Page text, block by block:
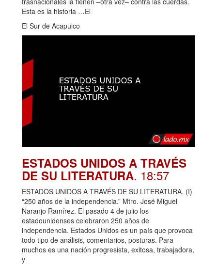
Esta es la historia …El
El Sur de Acapulco
ESTADOS UNIDOS A TRAVÉS
DE SU LITERATURA. 18:57
ESTADOS UNIDOS A TRAVÉS DE SU LITERATURA. (I)
“250 años de la independencia.” Mtro. José Miguel
Naranjo Ramírez. El pasado 4 de julio los
estadounidenses celebraron 250 años de
independencia. Estados Unidos es un país que provoca
todo tipo de análisis, comentarios, posturas. Para
muchos es una nación progresista, exitosa, trabajadora,
y